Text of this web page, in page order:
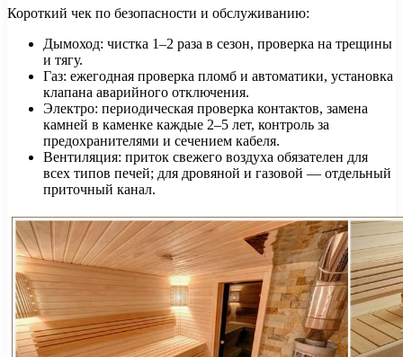
Короткий чек по безопасности и обслуживанию:
Дымоход: чистка 1–2 раза в сезон, проверка на трещины
и тягу.
Газ: ежегодная проверка пломб и автоматики, установка
клапана аварийного отключения.
Электро: периодическая проверка контактов, замена
камней в каменке каждые 2–5 лет, контроль за
предохранителями и сечением кабеля.
Вентиляция: приток свежего воздуха обязателен для
всех типов печей; для дровяной и газовой — отдельный
приточный канал.